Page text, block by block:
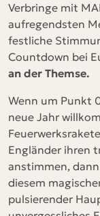
Verbringe mit
aufregendsten
festliche
Countdown bei
an der Themse.
Wenn um Punkt
neue Jahr
Engländer ihren
anstimmen,
diesem
pulsierender